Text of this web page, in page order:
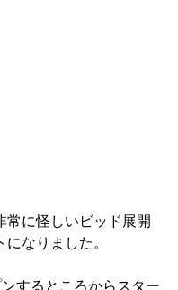
常に怪しいビッド展開
なりました。
するところからスター